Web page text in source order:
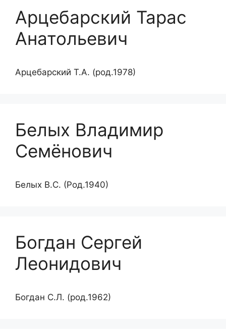
Арцебарский Тарас
Анатольевич
Арцебарский Т.А. (род.1978)
Белых Владимир
Семёнович
Белых В.С. (Род.1940)
Богдан Сергей
Леонидович
Богдан С.Л. (род.1962)